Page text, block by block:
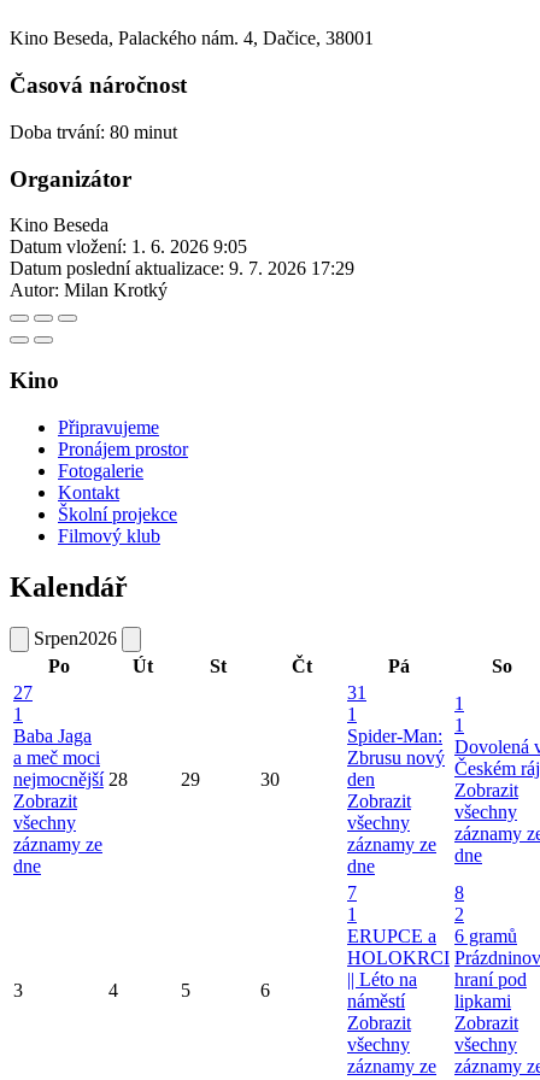
Kino Beseda, Palackého nám. 4, Dačice, 38001
Časová náročnost
Doba trvání: 80 minut
Organizátor
Kino Beseda
Datum vložení: 1. 6. 2026 9:05
Datum poslední aktualizace: 9. 7. 2026 17:29
Autor: Milan Krotký
Kino
Připravujeme
Pronájem prostor
Fotogalerie
Kontakt
Školní projekce
Filmový klub
Kalendář
Srpen2026
Po
Út St Čt Pá
So
27
1
Baba Jaga
a meč moci
nejmocnější
Zobrazit
všechny
záznamy ze
dne
28 29 30
31
1
Spider-Man:
Zbrusu nový
den
Zobrazit
všechny
záznamy ze
dne
1
1
Dovolená
Českém
Zobrazit
všechny
záznamy
dne
3 4 5 6
7
1
ERUPCE a
HOLOKRCI
|| Léto na
náměstí
Zobrazit
všechny
záznamy ze
8
2
6 gramů
hraní pod
lipkami
Zobrazit
všechny
záznamy